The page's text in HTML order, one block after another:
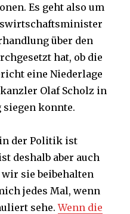
Es geht also um
über den
hat, ob die
eine Niederlage
Olaf Scholz in
siegen konnte.
der Politik ist
deshalb aber auch
sie beibehalten
jedes Mal, wenn
sehe.Wenn die